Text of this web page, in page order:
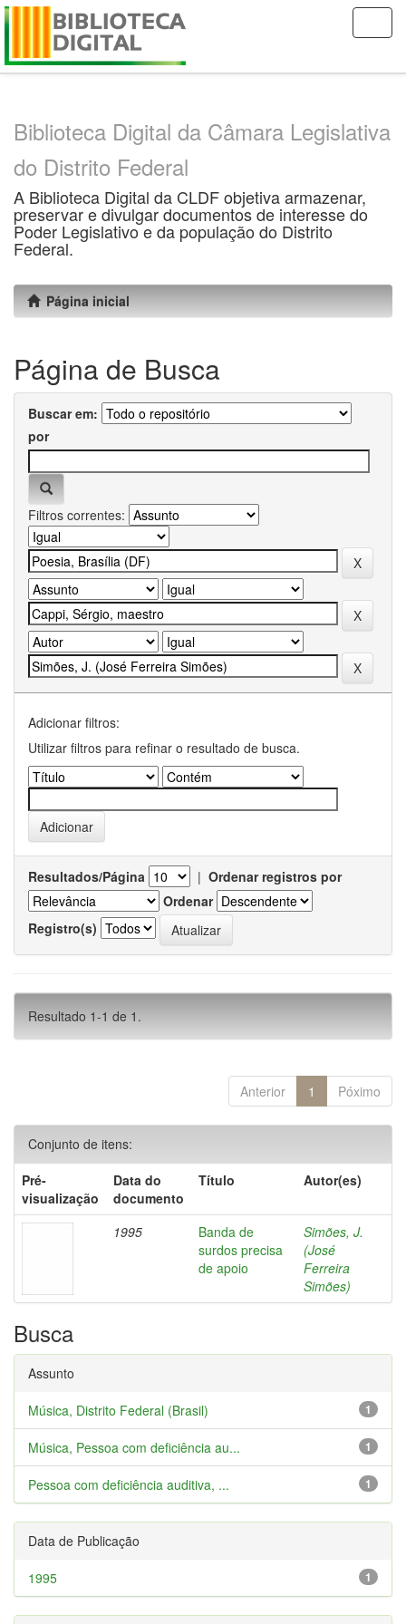
Skip
Biblioteca Digital da Câmara Legislativa
do Distrito Federal
A Biblioteca Digital da CLDF objetiva armazenar,
preservar e divulgar documentos de interesse do
Poder Legislativo e da população do Distrito
Federal.
Página inicial
Página de Busca
Buscar em:
por
Filtros correntes:
Adicionar filtros:
Utilizar filtros para refinar o resultado de busca.
Resultados/Página | Ordenar registros por
Ordenar
Registro(s)
Resultado 1-1 de 1.
Anterior 1 Póximo
Conjunto de itens:
Pré-
visualização
Data do
documento
Título Autor(es)
1995
Banda de
surdos precisa
de apoio
Simões, J.
(José
Ferreira
Simões)
Busca
Assunto
1
Música, Distrito Federal (Brasil)
1
Música, Pessoa com deficiência au...
1
Pessoa com deficiência auditiva, ...
Data de Publicação
1
1995